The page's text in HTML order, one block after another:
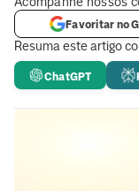
Resuma este artigo
ChatGPT
Favoritar no